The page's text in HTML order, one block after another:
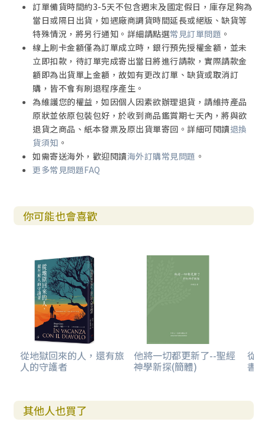
訂單備貨時間約3-5天不包含週末及國定假日，庫存足夠為
當日或隔日出貨，如遇廠商調貨時間延長或絕版、缺貨等
特殊情況，將另行通知。詳細請點選常見訂單問題 。
線上刷卡金額僅為訂單成立時，銀行預先授權金額，並未
立即扣款，待訂單完成寄出當日將進行請款，實際請款金
額即為出貨單上金額，故如有更改訂單、缺貨或取消訂
購，皆不會有刷退程序產生。
為維護您的權益，如因個人因素欲辦理退貨，請維持產品
原狀並依原包裝包好，於收到商品鑑賞期七天內，將與欲
退貨之商品、紙本發票及原出貨單寄回。詳細可閱讀退換
貨須知 。
如需寄送海外，歡迎閱讀海外訂購常見問題 。
更多常見問題FAQ
你可能也會喜歡
從地獄回來的人，還有旅
人的守護者
他將一切都更新了--聖經
神學新探(簡體)
從
書
其他人也買了